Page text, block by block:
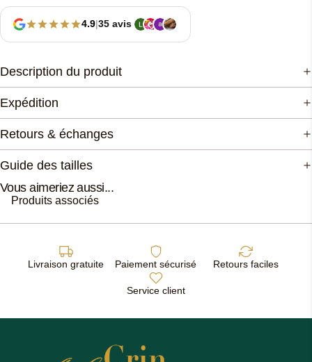
4.9|35 avis
Description du produit
Expédition
Retours & échanges
Guide des tailles
Vous aimeriez aussi...
Produits associés
Livraison gratuite Paiement sécurisé Retours faciles
Service client